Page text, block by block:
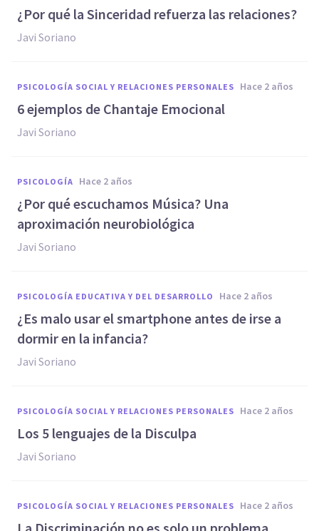
¿Por qué la Sinceridad refuerza las relaciones?
Javi Soriano
PSICOLOGÍA SOCIAL Y RELACIONES PERSONALES hace 2 años
6 ejemplos de Chantaje Emocional
Javi Soriano
PSICOLOGÍA hace 2 años
¿Por qué escuchamos Música? Una
aproximación neurobiológica
Javi Soriano
PSICOLOGÍA EDUCATIVA Y DEL DESARROLLO hace 2 años
¿Es malo usar el smartphone antes de irse a
dormir en la infancia?
Javi Soriano
PSICOLOGÍA SOCIAL Y RELACIONES PERSONALES hace 2 años
Los 5 lenguajes de la Disculpa
Javi Soriano
PSICOLOGÍA SOCIAL Y RELACIONES PERSONALES hace 2 años